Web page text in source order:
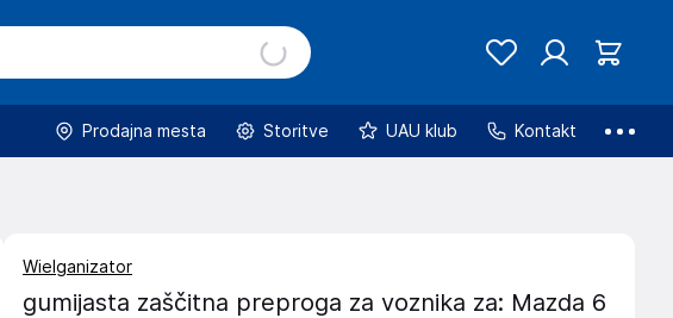
Prodajna mesta Storitve UAU klub Kontakt
Wielganizator
gumijasta zaščitna preproga za voznika za: Mazda 6